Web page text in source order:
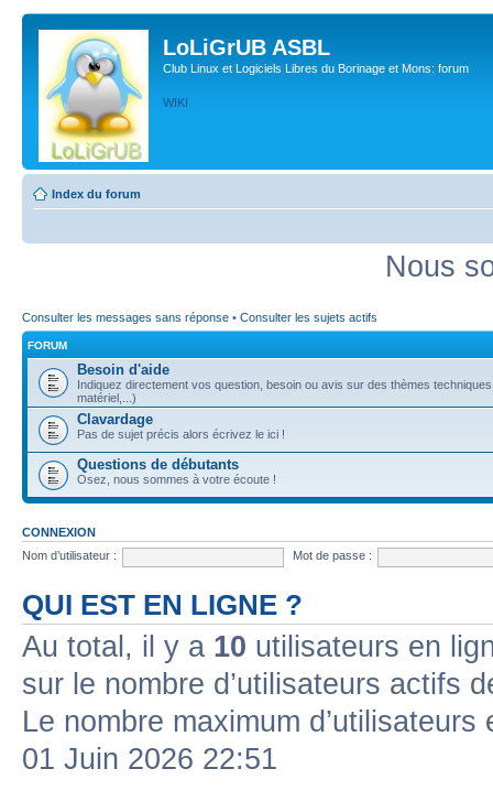
LoLiGrUB ASBL
Club Linux et Logiciels Libres du Borinage et Mons: forum
WIKI
Index du forum
Nous
Consulter les messages sans réponse • Consulter les sujets actifs
FORUM
Besoin d'aide
Indiquez directement vos question, besoin ou avis sur des thèmes
matériel,...)
Clavardage
Pas de sujet précis alors écrivez le ici !
Questions de débutants
Osez, nous sommes à votre écoute !
CONNEXION
Nom d’utilisateur :
Mot de passe :
QUI EST EN LIGNE ?
Au total, il y a 10 utilisateurs en
sur le nombre d’utilisateurs actifs
Le nombre maximum
01 Juin 2026 22:51